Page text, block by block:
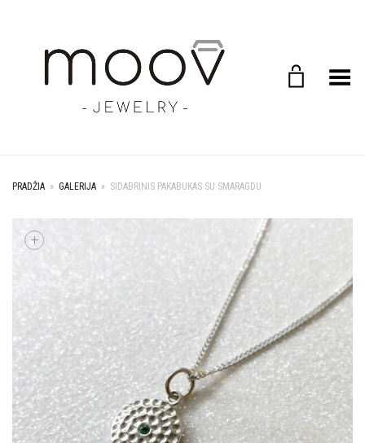
Toggle Menu
PRADŽIA » GALERIJA » SIDABRINIS PAKABUKAS SU SMARAGDU
+